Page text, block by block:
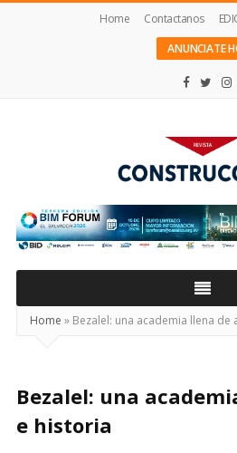
Home Contactanos
ANUNCIATE
Construcción
Home » Bezalel: una academia llena de
Bezalel: una
e historia